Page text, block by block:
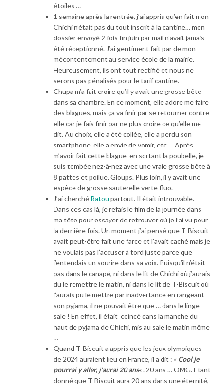
étoiles …
1 semaine après la rentrée, j’ai appris qu’en fait mon
Chichi n’était pas du tout inscrit à la cantine… mon
dossier envoyé 2 fois fin juin par mail n’avait jamais
été réceptionné. J’ai gentiment fait par de mon
mécontentement au service école de la mairie.
Heureusement, ils ont tout rectifié et nous ne
serons pas pénalisés pour le tarif cantine.
Chupa m’a fait croire qu’il y avait une grosse bête
dans sa chambre. En ce moment, elle adore me faire
des blagues, mais ça va finir par se retourner contre
elle car je fais finir par ne plus croire ce qu’elle me
dit. Au choix, elle a été collée, elle a perdu son
smartphone, elle a envie de vomir, etc … Après
m’avoir fait cette blague, en sortant la poubelle, je
suis tombée nez-à-nez avec une vraie grosse bête à
8 pattes et poilue. Gloups. Plus loin, il y avait une
espèce de grosse sauterelle verte fluo.
J’ai cherché Ratou partout. Il était introuvable.
Dans ces cas là, je refais le film de la journée dans
ma tête pour essayer de retrouver où je l’ai vu pour
la dernière fois. Un moment j’ai pensé que T-Biscuit
avait peut-être fait une farce et l’avait caché mais je
ne voulais pas l’accuser à tord juste parce que
j’entendais un sourire dans sa voix. Puisqu’il n’était
pas dans le canapé, ni dans le lit de Chichi où j’aurais
du le remettre le matin, ni dans le lit de T-Biscuit où
j’aurais pu le mettre par inadvertance en rangeant
son pyjama, il ne pouvait être que … dans le linge
sale ! En effet, il était coincé dans la manche du
haut de pyjama de Chichi, mis au sale le matin même
…
Quand T-Biscuit a appris que les jeux olympiques
de 2024 auraient lieu en France, il a dit : « Cool je
pourrai y aller, j’aurai 20 ans« . 20 ans … OMG. Etant
donné que T-Biscuit aura 20 ans dans une éternité,